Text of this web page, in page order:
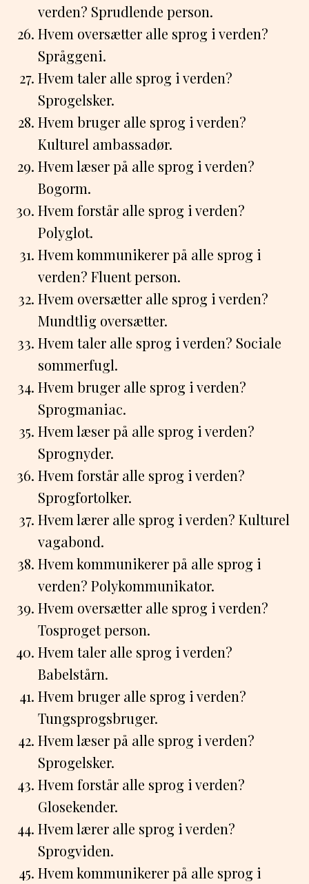
verden? Sprudlende person.
Hvem oversætter alle sprog i verden?
Språggeni.
Hvem taler alle sprog i verden?
Sprogelsker.
Hvem bruger alle sprog i verden?
Kulturel ambassadør.
Hvem læser på alle sprog i verden?
Bogorm.
Hvem forstår alle sprog i verden?
Polyglot.
Hvem kommunikerer på alle sprog i
verden? Fluent person.
Hvem oversætter alle sprog i verden?
Mundtlig oversætter.
Hvem taler alle sprog i verden? Sociale
sommerfugl.
Hvem bruger alle sprog i verden?
Sprogmaniac.
Hvem læser på alle sprog i verden?
Sprognyder.
Hvem forstår alle sprog i verden?
Sprogfortolker.
Hvem lærer alle sprog i verden? Kulturel
vagabond.
Hvem kommunikerer på alle sprog i
verden? Polykommunikator.
Hvem oversætter alle sprog i verden?
Tosproget person.
Hvem taler alle sprog i verden?
Babelstårn.
Hvem bruger alle sprog i verden?
Tungsprogsbruger.
Hvem læser på alle sprog i verden?
Sprogelsker.
Hvem forstår alle sprog i verden?
Glosekender.
Hvem lærer alle sprog i verden?
Sprogviden.
Hvem kommunikerer på alle sprog i